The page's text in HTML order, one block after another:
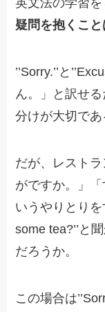
英文法の学習
疑問を抱くこ
’’Sorry.’’と
ん。」と訳せ
分けが大切であ
だが、レスト
がですか。」
いうやりとりを
some tea?’’と
だろうか。
この場合は